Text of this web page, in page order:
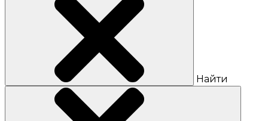
Найти